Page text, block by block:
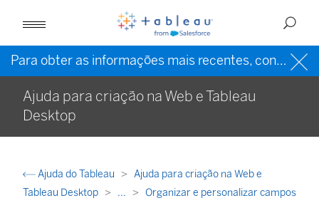
Para obter as informações mais recentes, consulte a
Ajuda para criação na Web e Tableau
Desktop
Ajuda do Tableau
Ajuda para criação na Web e
Tableau Desktop
...
Organizar e personalizar campos